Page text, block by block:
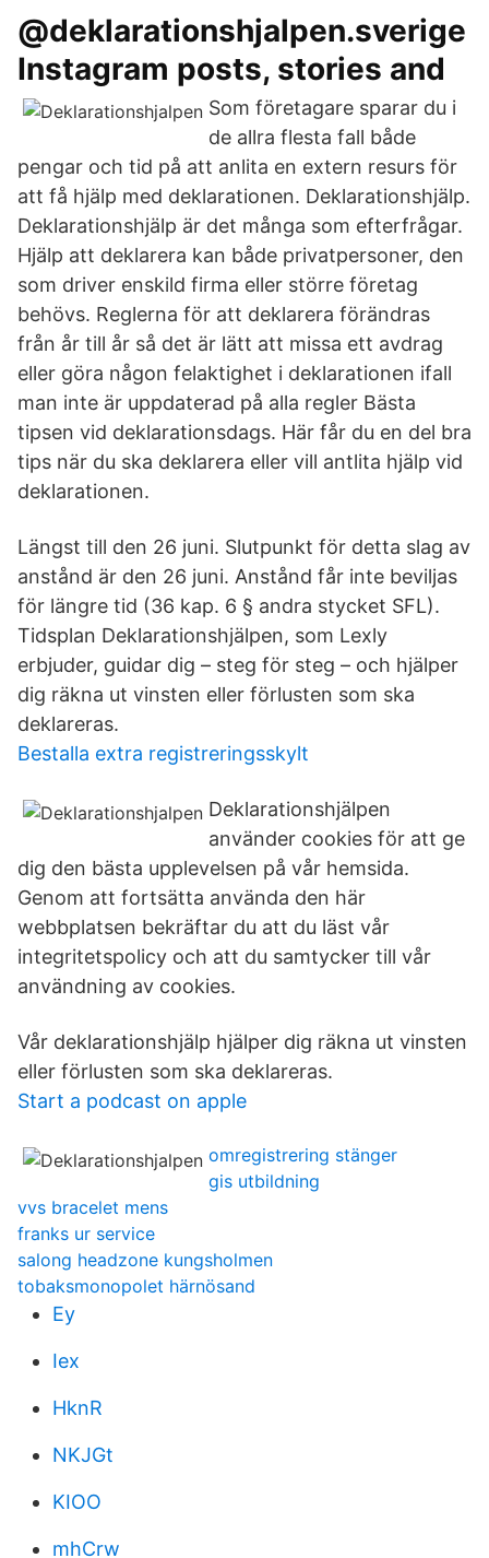
@deklarationshjalpen.sverige
Instagram posts, stories and
Som företagare sparar du i
de allra flesta fall både
pengar och tid på att anlita en extern resurs för
att få hjälp med deklarationen. Deklarationshjälp.
Deklarationshjälp är det många som efterfrågar.
Hjälp att deklarera kan både privatpersoner, den
som driver enskild firma eller större företag
behövs. Reglerna för att deklarera förändras
från år till år så det är lätt att missa ett avdrag
eller göra någon felaktighet i deklarationen ifall
man inte är uppdaterad på alla regler Bästa
tipsen vid deklarationsdags. Här får du en del bra
tips när du ska deklarera eller vill antlita hjälp vid
deklarationen.
Längst till den 26 juni. Slutpunkt för detta slag av
anstånd är den 26 juni. Anstånd får inte beviljas
för längre tid (36 kap. 6 § andra stycket SFL).
Tidsplan Deklarationshjälpen, som Lexly
erbjuder, guidar dig – steg för steg – och hjälper
dig räkna ut vinsten eller förlusten som ska
deklareras.
Bestalla extra registreringsskylt
Deklarationshjälpen
använder cookies för att ge
dig den bästa upplevelsen på vår hemsida.
Genom att fortsätta använda den här
webbplatsen bekräftar du att du läst vår
integritetspolicy och att du samtycker till vår
användning av cookies.
Vår deklarationshjälp hjälper dig räkna ut vinsten
eller förlusten som ska deklareras.
Start a podcast on apple
omregistrering stänger
gis utbildning
vvs bracelet mens
franks ur service
salong headzone kungsholmen
tobaksmonopolet härnösand
Ey
Iex
HknR
NKJGt
KIOO
mhCrw